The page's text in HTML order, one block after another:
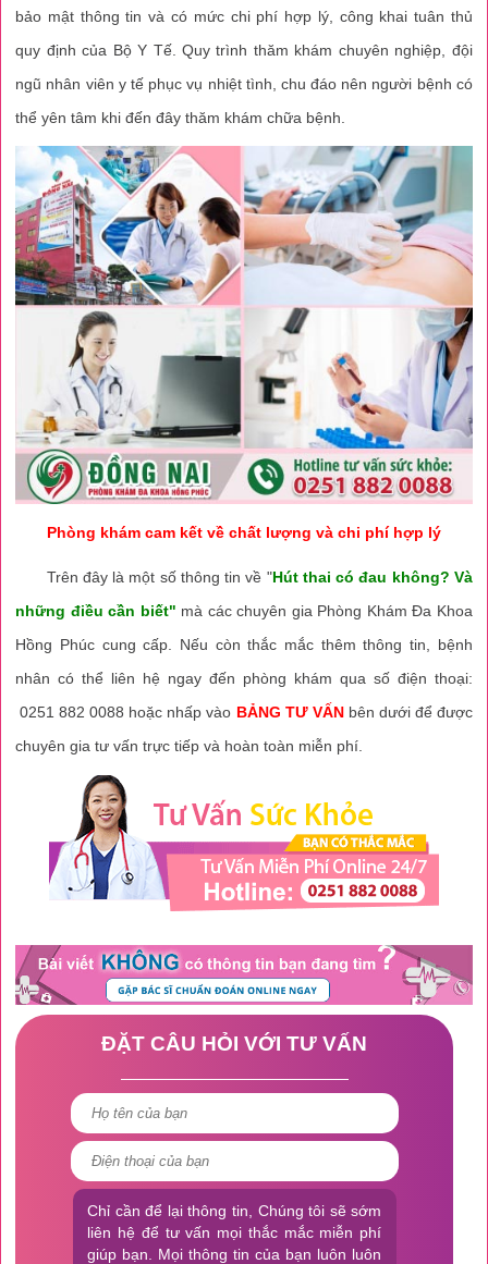
bảo mật thông tin và có mức chi phí hợp lý, công khai tuân thủ
quy định của Bộ Y Tế. Quy trình thăm khám chuyên nghiệp, đội
ngũ nhân viên y tế phục vụ nhiệt tình, chu đáo nên người bệnh có
thể yên tâm khi đến đây thăm khám chữa bệnh.
Phòng khám cam kết về chất lượng và chi phí hợp lý
Trên đây là một số thông tin về "Hút thai có đau không? Và
những điều cần biết" mà các chuyên gia Phòng Khám Đa Khoa
Hồng Phúc cung cấp. Nếu còn thắc mắc thêm thông tin, bệnh
nhân có thể liên hệ ngay đến phòng khám qua số điện thoại:
0251 882 0088 hoặc nhấp vào BẢNG TƯ VẤN bên dưới để được
chuyên gia tư vấn trực tiếp và hoàn toàn miễn phí.
ĐẶT CÂU HỎI VỚI TƯ VẤN
Chỉ cần để lại thông tin, Chúng tôi sẽ sớm
liên hệ để tư vấn mọi thắc mắc miễn phí
giúp bạn. Mọi thông tin của bạn luôn luôn